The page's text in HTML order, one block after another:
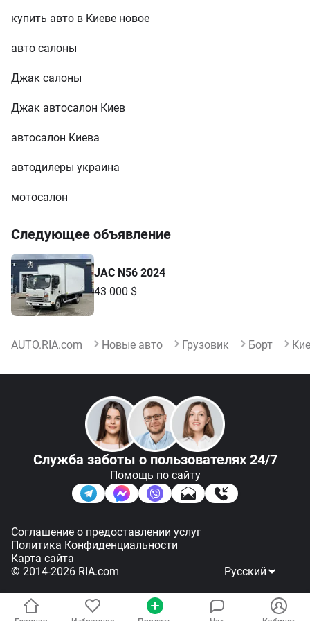
купить авто в Киеве новое
авто салоны
Джак салоны
Джак автосалон Киев
автосалон Киева
автодилеры украина
мотосалон
Следующее объявление
JAC N56 2024
43 000 $
AUTO.RIA.com Новые авто Грузовик Борт
Служба заботы о пользователях 24/7
Помощь по сайту
© 2014-2026 RIA.com
Соглашение о предоставлении услуг
Политика Конфиденциальности
Карта сайта
Русский